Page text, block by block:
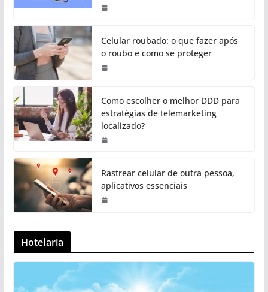
Celular roubado: o que fazer após
o roubo e como se proteger
Como escolher o melhor DDD para
estratégias de telemarketing
localizado?
Rastrear celular de outra pessoa,
aplicativos essenciais
Hotelaria